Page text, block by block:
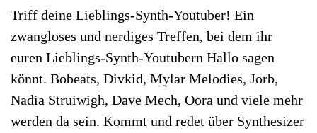
Triff deine Lieblings-Synth-Youtuber! Ein
zwangloses und nerdiges Treffen, bei dem ihr
euren Lieblings-Synth-Youtubern Hallo sagen
könnt. Bobeats, Divkid, Mylar Melodies, Jorb,
Nadia Struiwigh, Dave Mech, Oora und viele mehr
werden da sein. Kommt und redet über Synthesizer